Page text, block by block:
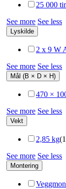
25 000
See more See less
Lyskilde
2 x 9 W
See more See less
Mål (B × D × H)
470 ×
See more See less
Vekt
2,85 kg(1
See more See less
Montering